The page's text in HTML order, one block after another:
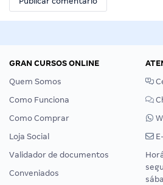
GRAN CURSOS ONLINE
Quem Somos
Como Funciona
Como Comprar
Loja Social
Validador de documentos
Conveniados